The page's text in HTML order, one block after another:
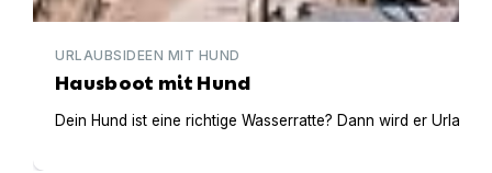
URLAUBSIDEEN MIT HUND
Hausboot mit Hund
Dein Hund ist eine richtige Wasserratte? Dann wird er